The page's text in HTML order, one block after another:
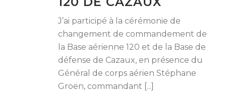
J’ai participé à la cérémonie de
changement de commandement de
la Base aérienne 120 et de la Base de
défense de Cazaux, en présence du
Général de corps aérien Stéphane
Groën, commandant [...]